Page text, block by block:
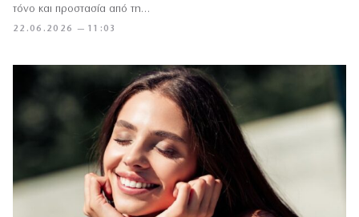
22.06.2026 — 11:03
τόνο και προστασία από τη…